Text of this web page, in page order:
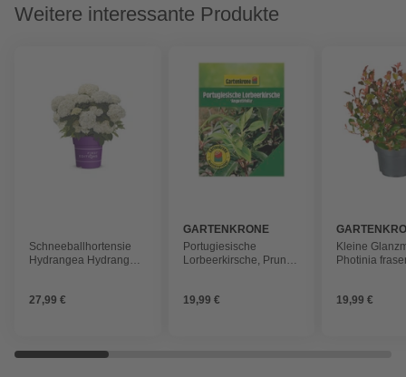
Weitere interessante Produkte
Schneeballhortensie
Hydrangea Hydrangea
27,99 €
GARTENKRONE
Portugiesische
Lorbeerkirsche, Prunus
grün, Blüten: weiß
19,99 €
Kleine
Photinia
19,99 €